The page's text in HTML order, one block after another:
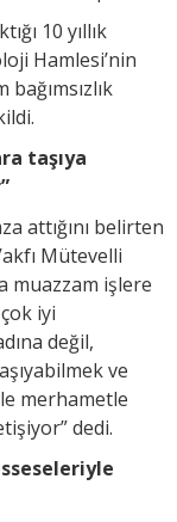
10 yıllık
Hamlesi’nin
taşıya
attığını belirten
Mütevelli
muazzam işlere
iyi
değil,
ve
merhametle
dedi.